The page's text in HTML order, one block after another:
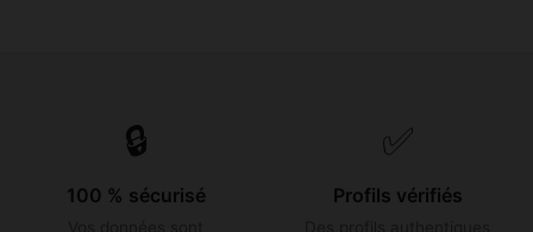
🔒
100 % sécurisé
✅
Profils vérifiés